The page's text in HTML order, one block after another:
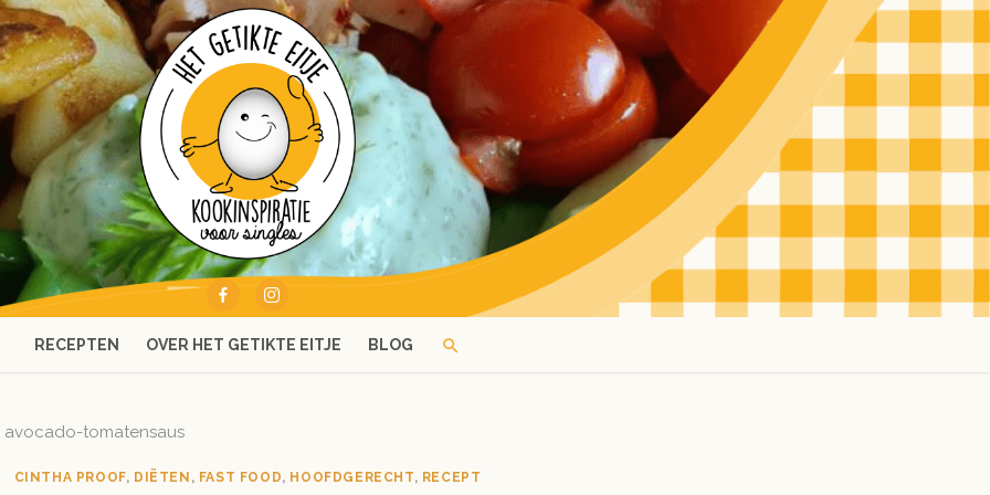
RECEPTEN OVER HET GETIKTE EITJE BLOG
avocado-tomatensaus
CINTHA PROOF, DIËTEN , FAST FOOD, HOOFDGERECHT, RECEPT